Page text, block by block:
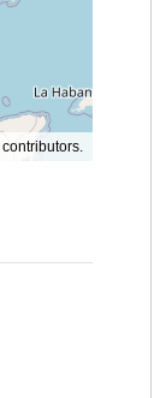
contributors.